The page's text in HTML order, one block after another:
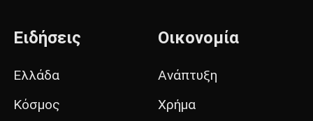
Ειδήσεις
Ελλάδα
Κόσμος
Οικονομία
Ανάπτυξη
Χρήμα